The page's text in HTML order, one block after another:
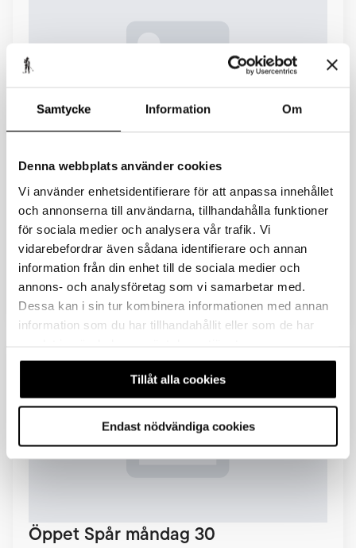
Samtycke Information Om
Denna webbplats använder cookies
Vi använder enhetsidentifierare för att anpassa innehållet
och annonserna till användarna, tillhandahålla funktioner
för sociala medier och analysera vår trafik. Vi
vidarebefordrar även sådana identifierare och annan
information från din enhet till de sociala medier och
annons- och analysföretag som vi samarbetar med.
Dessa kan i sin tur kombinera informationen med annan
information som du har tillhandahållit eller som de har
Tillåt alla cookies
Endast nödvändiga cookies
Kristin 24 november 2025 Inga kommentarer
Välj mellan skejt och klassisk stil och åk hela det
klassiska Vasaloppet. Motionslopp. Fri stil. 90 km. Start
i Sälen kl. 07.00–07.40. Målgång i Mora från kl. 11.30.
READ MORE
Öppet Spår måndag 30